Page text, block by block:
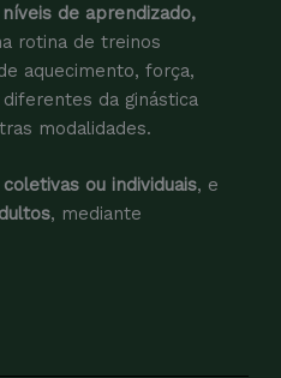
níveis de aprendizado,
rotina de treinos
aquecimento, força,
da ginástica
modalidades.
coletivas ou individuais, e
, mediante